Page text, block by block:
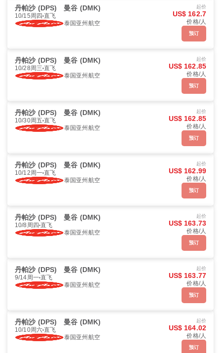
丹帕沙 (DPS) 曼谷 (DMK)
10/15周四 直飞
泰国亚州航空
起价
US$ 162.7
价格/人
预订
丹帕沙 (DPS) 曼谷 (DMK)
10/28周三 直飞
泰国亚州航空
起价
US$ 162.85
价格/人
预订
丹帕沙 (DPS) 曼谷 (DMK)
10/30周五 直飞
泰国亚州航空
起价
US$ 162.85
价格/人
预订
丹帕沙 (DPS) 曼谷 (DMK)
10/12周一 直飞
泰国亚州航空
起价
US$ 162.99
价格/人
预订
丹帕沙 (DPS) 曼谷 (DMK)
10/8周四 直飞
泰国亚州航空
起价
US$ 163.73
价格/人
预订
丹帕沙 (DPS) 曼谷 (DMK)
9/14周一 直飞
泰国亚州航空
起价
US$ 163.77
价格/人
预订
丹帕沙 (DPS) 曼谷 (DMK)
10/10周六 直飞
泰国亚州航空
起价
US$ 164.02
价格/人
预订